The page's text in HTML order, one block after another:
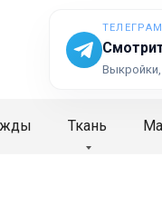
Ткань